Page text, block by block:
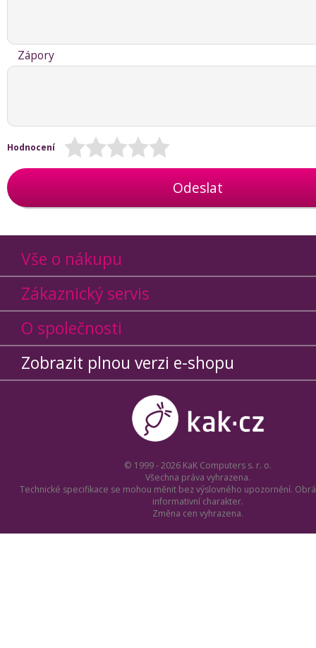
Zápory
Hodnocení
Odeslat
Vše o nákupu
Zákaznický servis
O společnosti
Zobrazit plnou verzi e-shopu
© 1999 - 2026 KaK Computers s. r. o.
Všechna práva vyhrazena.
Technické specifikace se mohou měnit bez výslovného upozornění.
informativní charakter.
Změna cen vyhrazena.